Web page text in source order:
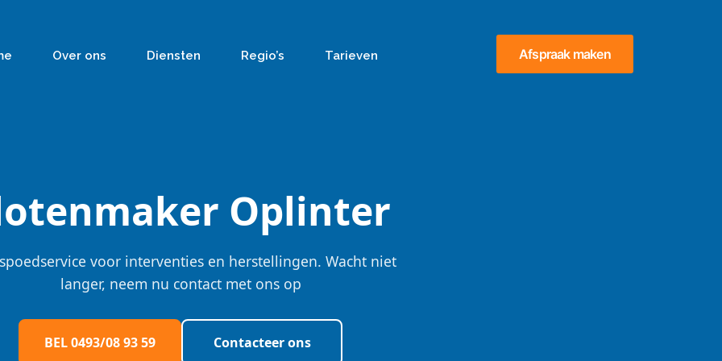
Over ons Diensten Regio’s Tarieven Afspraak maken
Oplinter
voor interventies en herstellingen. Wacht niet
langer, neem nu contact met ons op
BEL 0493/08 93 59 Contacteer ons